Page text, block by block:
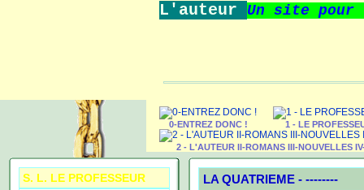
L'auteur Un site
0-ENTREZ DONC ! 1 - LE
2 - L'AUTEUR II-ROMANS III-NOUVELLES
S. L. LE PROFESSEUR LA QUATRIEME - --------